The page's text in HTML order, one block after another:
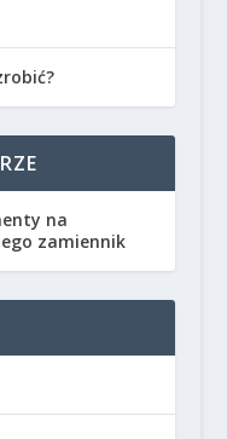
na
zamiennik